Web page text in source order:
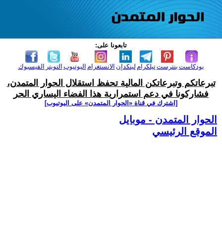
تابعونا على:
الفيسبوك التويتر اليوتيوب الانستغرام لينكدإن تيلكرامبنترست بودكاست
تبرعاتكم وتبرعاتكن المالية تحفظ استقلال الحوار المتمدن،
فشاركونا في دعم استمرارية هذا الفضاء اليساري الحر
[اشترك في قناة ‫«الحوار المتمدن» على اليوتيوب]
الحوار المتمدن - موبايل
الموقع الرئيسي